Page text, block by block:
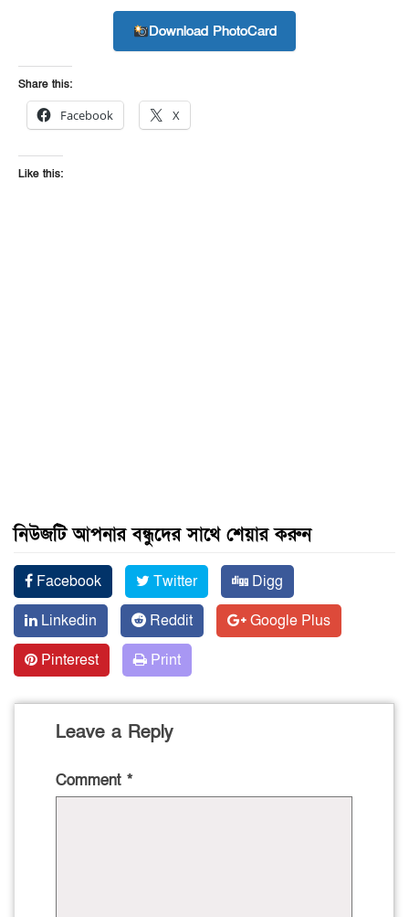
Download PhotoCard
Share this:
Facebook X
Like this:
নিউজটি আপনার বন্ধুদের সাথে শেয়ার করুন
Facebook Twitter
Digg
Linkedin
Reddit
Google Plus
Pinterest
Print
Leave a Reply
Comment *